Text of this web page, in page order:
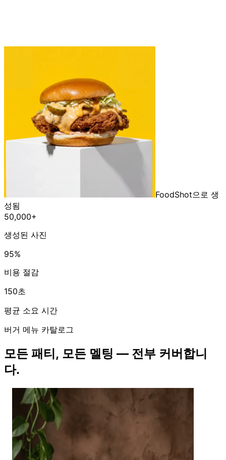
FoodShot으로 생
성됨
50,000+
생성된 사진
95%
비용 절감
150초
평균 소요 시간
버거 메뉴 카탈로그
모든 패티, 모든 멜팅 — 전부 커버합니
다.